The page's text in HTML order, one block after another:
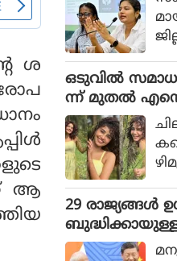
ശ
ആ
ക്കെതിരെ
ഒടുവില്‍
ന്ന് മുതല്‍
അനുപമ
പ്പ്
മീഡിയ
29 രാജ്യങ്ങള്‍
രംഭിച്ച് ചൈന;